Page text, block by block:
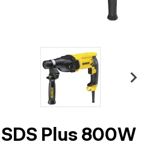
Plus 800W